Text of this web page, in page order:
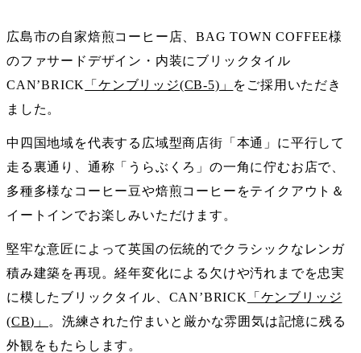
広島市の自家焙煎コーヒー店、BAG TOWN COFFEE様
のファサードデザイン・内装にブリックタイル
CAN’BRICK
「ケンブリッジ(CB-5)」 をご採用いただき
ました。
中四国地域を代表する広域型商店街「本通」に平行して
走る裏通り、通称「うらぶくろ」の一角に佇むお店で、
多種多様なコーヒー豆や焙煎コーヒーをテイクアウト＆
イートインでお楽しみいただけます。
堅牢な意匠によって英国の伝統的でクラシックなレンガ
積み建築を再現。経年変化による欠けや汚れまでを忠実
に模したブリックタイル、CAN’BRICK
「ケンブリッジ
(CB)」
。洗練された佇まいと厳かな雰囲気は記憶に残る
外観をもたらします。